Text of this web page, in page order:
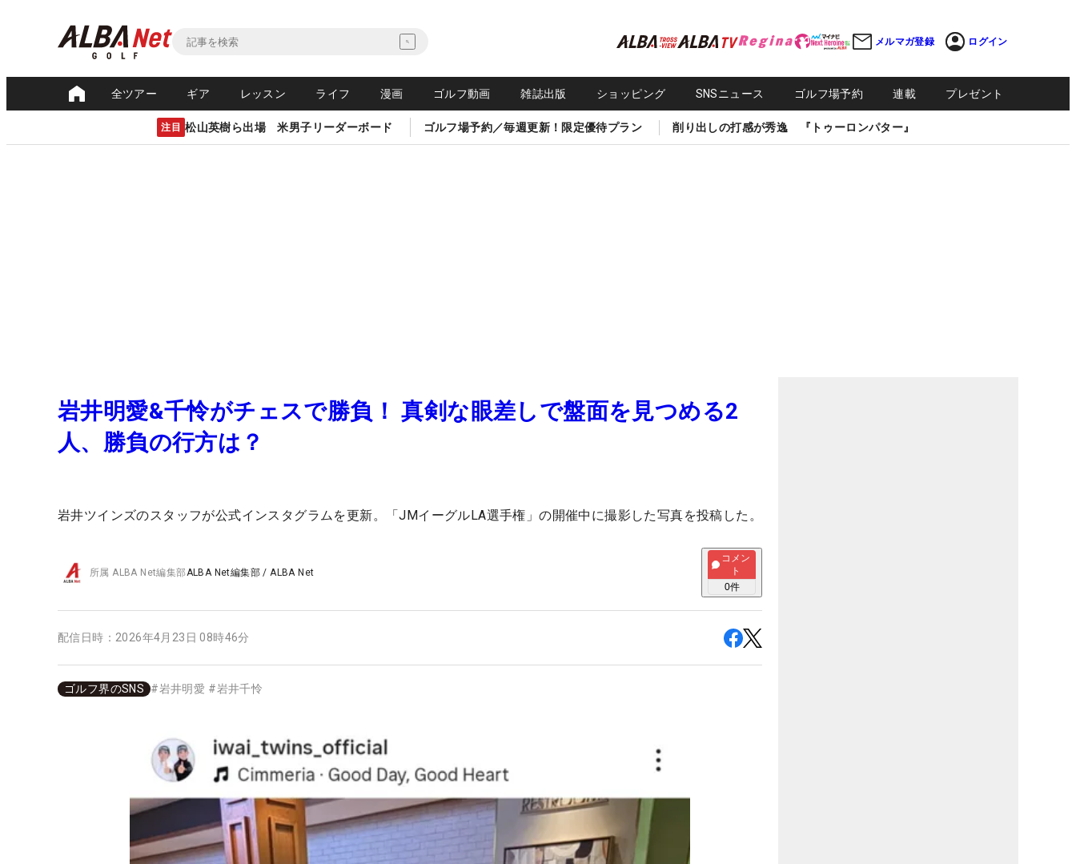
メルマガ登録 ログイン
全ツアー ギア レッスン ライフ 漫画 ゴルフ動画 雑誌出版 ショッピング SNSニュース ゴルフ場予約 連載 プレゼント
注目 松山英樹ら出場 米男子リーダーボード ゴルフ場予約／毎週更新！限定優待プラン 削り出しの打感が秀逸 『トゥーロンパター』
岩井明愛&千怜がチェスで勝負！ 真剣な眼差しで盤面を見つめる2
人、勝負の行方は？
岩井ツインズのスタッフが公式インスタグラムを更新。「JMイーグルLA選手権」の開催中に撮影した写真を投稿した。
所属ALBA Net編集部ALBA Net編集部 /ALBA Net
コメン
ト
0件
配信日時： 2026年4月23日 08時46分
ゴルフ界のSNS #岩井明愛 #岩井千怜